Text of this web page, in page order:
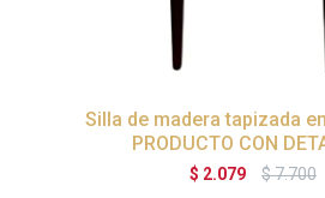
Silla de madera tapizada
PRODUCTO CON
$ 2.079 $7.700